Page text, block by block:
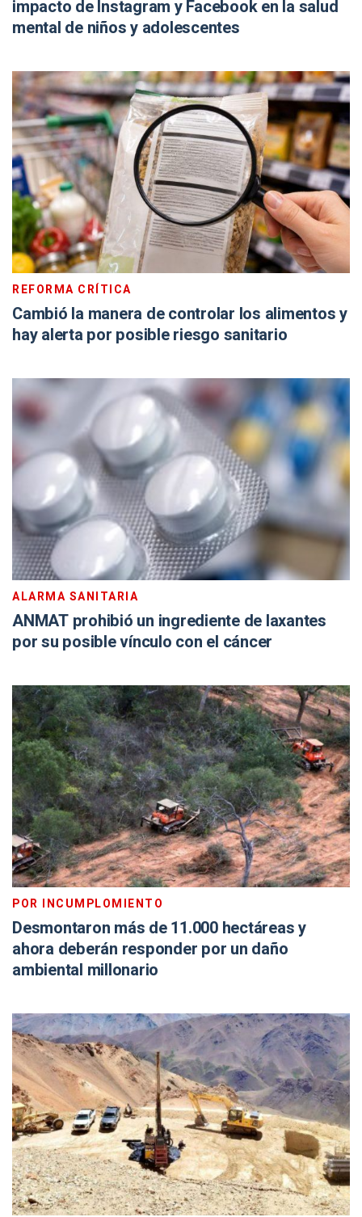
impacto de Instagram y Facebook en la salud
mental de niños y adolescentes
REFORMA CRÍTICA
Cambió la manera de controlar los alimentos y
hay alerta por posible riesgo sanitario
ALARMA SANITARIA
ANMAT prohibió un ingrediente de laxantes
por su posible vínculo con el cáncer
POR INCUMPLOMIENTO
Desmontaron más de 11.000 hectáreas y
ahora deberán responder por un daño
ambiental millonario